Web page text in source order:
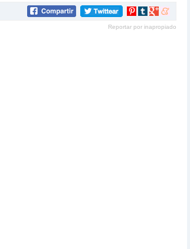
Compartir
Pinterest
Compartir
tumblr
Compartir
Google+
Compartir
meneame
Reportar por inapropiado